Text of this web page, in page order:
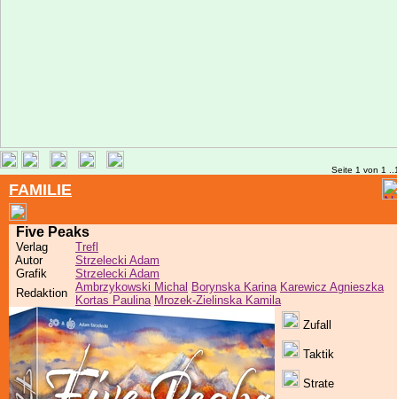
Seite 1 von 1
FAMILIE
Five Peaks
Verlag
Trefl
Autor
Strzelecki Adam
Grafik
Strzelecki Adam
Redaktion Ambrzykowski Michal Borynska Karina Karewicz Agnieszka
Kortas Paulina Mrozek-Zielinska Kamila
Zufall
Taktik
Strate